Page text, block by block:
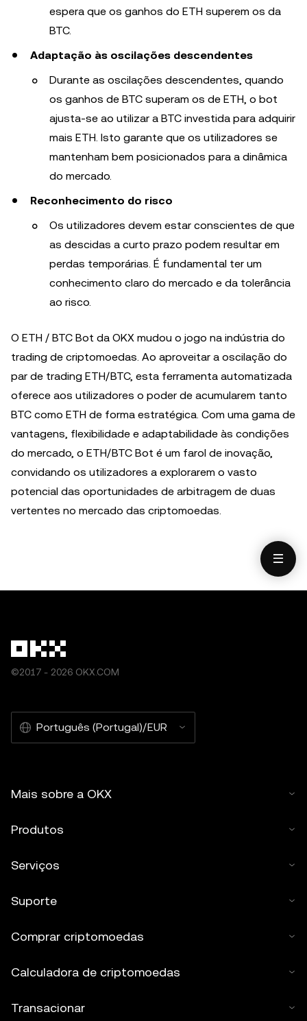
espera que os ganhos do ETH superem os da
BTC.
Adaptação às oscilações descendentes
Durante as oscilações descendentes, quando
os ganhos de BTC superam os de ETH, o bot
ajusta-se ao utilizar a BTC investida para adquirir
mais ETH. Isto garante que os utilizadores se
mantenham bem posicionados para a dinâmica
do mercado.
Reconhecimento do risco
Os utilizadores devem estar conscientes de que
as descidas a curto prazo podem resultar em
perdas temporárias. É fundamental ter um
conhecimento claro do mercado e da tolerância
ao risco.
O ETH / BTC Bot da OKX mudou o jogo na indústria do
trading de criptomoedas. Ao aproveitar a oscilação do
par de trading ETH/BTC, esta ferramenta automatizada
oferece aos utilizadores o poder de acumularem tanto
BTC como ETH de forma estratégica. Com uma gama de
vantagens, flexibilidade e adaptabilidade às condições
do mercado, o ETH/BTC Bot é um farol de inovação,
convidando os utilizadores a explorarem o vasto
potencial das oportunidades de arbitragem de duas
vertentes no mercado das criptomoedas.
©2017 - 2026 OKX.COM
Português (Portugal)/EUR
Mais sobre a OKX
Produtos
Serviços
Suporte
Comprar criptomoedas
Calculadora de criptomoedas
Transacionar